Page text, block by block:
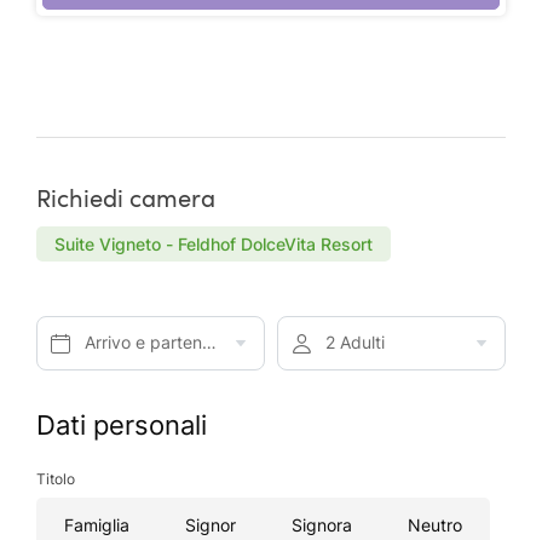
Richiedi camera
Suite Vigneto - Feldhof DolceVita Resort
Arrivo e partenza* 2 Adulti
Dati personali
Titolo
Famiglia Signor Signora Neutro